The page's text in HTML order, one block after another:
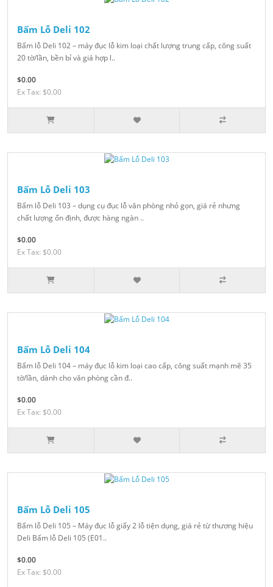
Bấm Lỗ Deli 102
Bấm lỗ Deli 102 – máy đục lỗ kim loại chất lượng trung cấp, công suất
20 tờ/lần, bền bỉ và giá hợp l..
$0.00
Ex Tax: $0.00
Bấm Lỗ Deli 103
Bấm lỗ Deli 103 – dụng cụ đục lỗ văn phòng nhỏ gọn, giá rẻ nhưng
chất lượng ổn định, được hàng ngàn ..
$0.00
Ex Tax: $0.00
Bấm Lỗ Deli 104
Bấm lỗ Deli 104 – máy đục lỗ kim loại cao cấp, công suất mạnh mẽ 35
tờ/lần, dành cho văn phòng cần đ..
$0.00
Ex Tax: $0.00
Bấm Lỗ Deli 105
Bấm lỗ Deli 105 – Máy đục lỗ giấy 2 lỗ tiện dụng, giá rẻ từ thương hiệu
Deli Bấm lỗ Deli 105 (E01..
$0.00
Ex Tax: $0.00